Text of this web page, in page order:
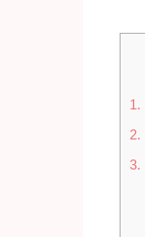
1.
2.
3.